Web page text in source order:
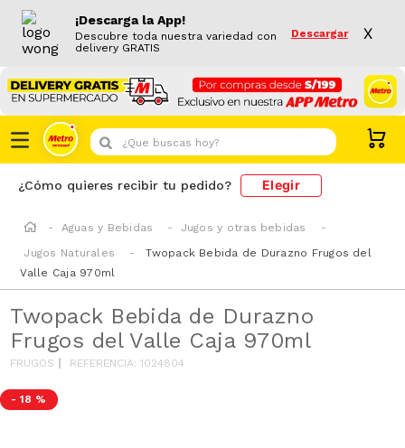
¡Descarga la App!
Descubre toda nuestra variedad con
delivery GRATIS
Descargar X
¿Que buscas hoy?
¿Cómo quieres recibir tu pedido? Elegir
Aguas y Bebidas
Jugos y otras bebidas
Jugos Naturales
Twopack Bebida de Durazno Frugos del
Valle Caja 970ml
Twopack Bebida de Durazno
Frugos del Valle Caja 970ml
FRUGOS REFERENCIA:1024804
- 18 %